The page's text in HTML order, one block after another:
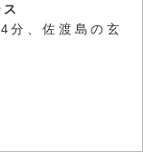
分、佐渡島の⽞